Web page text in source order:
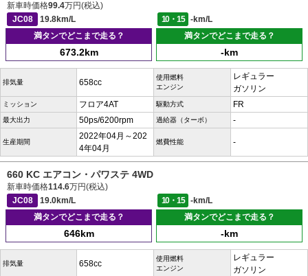
新車時価格99.4万円(税込)
JC08
19.8km/L 10・15
-km/L
満タンでどこまで走る？
673.2km
満タンでどこまで走る？
-km
排気量 658cc
使用燃料
エンジン
レギュラー
ガソリン
ミッション フロア4AT 駆動方式 FR
最大出力 50ps/6200rpm 過給器（ターボ） -
生産期間
2022年04月～202
4年04月
燃費性能 -
660 KC エアコン・パワステ 4WD
新車時価格114.6万円(税込)
JC08
19.0km/L 10・15
-km/L
満タンでどこまで走る？
646km
満タンでどこまで走る？
-km
排気量 658cc
使用燃料
エンジン
レギュラー
ガソリン